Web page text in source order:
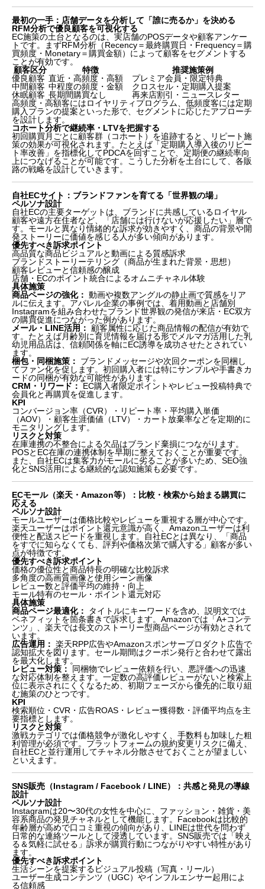
最初の一手：店舗データを分析して「誰に売るか」を決める
RFM分析で優良顧客を可視化する
EC施策の土台となるのは、実店舗のPOSデータや顧客アンケー
トです。まずRFM分析（Recency＝最終購買日・Frequency＝購
買頻度・Monetary＝購買金額）によって顧客をセグメントする
ことが有効です。
顧客区分
特徴
推奨施策例
優良顧客 直近・高頻度・高額
プレミア会員・限定特典
中間顧客 中程度の頻度・金額
クロスセル・定期購入提案
休眠顧客 長期間購買なし
再来店割引・ニュースレター
高頻度・高額客にはロイヤリティプログラム、低頻度客には定期
購入プランの提案といった形で、セグメントに応じたアプローチ
を設計します。
コホート分析で継続率・LTVを把握する
初回購買月ごとに顧客群（コホート）を追跡すると、リピート施
策の効果が可視化されます。たとえば「定期購入導入後のリピー
ト率改善」を指標化してPDCAを回すことで、定期便の継続率向
上につなげることが可能です。こうした分析を土台にして、各販
路の戦略を設計していきます。
自社ECサイト：ブランドファンを育てる「世界観の場」
ペルソナ設計
自社ECの主要ターゲットは、ブランドに共感しているロイヤル
顧客や遠方在住者など、「店舗には行けないが応援したい」層で
す。モールと異なり情緒的な訴求が効きやすく、商品の背景や開
発ストーリーに価値を感じる人が多い傾向があります。
優先すべき訴求ポイント
高品質な商品ビジュアルと動画による質感訴求
ブランドストーリーテリング（商品が生まれた背景・思想）
顧客レビューと信頼感の醸成
店舗・ECのポイント統合によるオムニチャネル体験
具体施策
商品ページの強化： 動画や複数アングルの静止画で質感をリア
ルに伝えます。アパレル企業の事例では、着用動画と店舗別
Instagramを組み合わせたブランド世界観の発信が来店・EC双方
の購買促進につながった例があります。
メール・LINE活用：
顧客属性に応じた商品情報の配信が有効で
す。たとえば月齢別に育児情報を届ける形でメルマガ活用した乳
幼児用品店は、信頼関係を軸にEC誘導を成功させたとされてい
ます。
梱包・同梱施策：
ブランドメッセージや次回クーポンを同梱し
てファン化を促します。初回購入者には特にサンプルや手書きカ
ードの同梱が有効な可能性があります。
CRM・リワード：
EC購入者限定ポイントやレビュー投稿特典で
会員化と再購買を促進します。
KPI
コンバージョン率（CVR）・リピート率・平均購入単価
（AOV）・顧客生涯価値（LTV）・カート放棄率などを定期的に
モニタリングします。
リスクと対策
在庫連携の不整合による欠品はブランド棄損につながります。
POSとEC在庫の連携体制を早期に整えておくことが重要です。
また、自社ECは集客力がモールに劣ることが多いため、SEO強
化とSNS活用による継続的な認知施策も必要です。
ECモール（楽天・Amazon等）：比較・検索から始まる購買に
応える
ペルソナ設計
モールユーザーは価格比較やレビューを重視する層が中心です。
楽天ユーザーはポイント還元意識が高く、Amazonユーザーは利
便性と配送スピードを重視します。自社ECとは異なり、「商品
をすでに知らなくても、評判や価格次第で購入する」顧客が多い
点が特徴です。
優先すべき訴求ポイント
価格の優位性と商品特長の明確な比較訴求
多角度の高画質画像と使用シーン画像
レビュー数と評価平均の維持・向上
モール特有のセール・ポイント還元対応
具体施策
商品ページ最適化：
タイトルにキーワードを含め、説明文では
ベネフィットを箇条書きで訴求します。Amazonでは「A+コンテ
ンツ」、楽天では長文のストーリー型商品ページが有効とされて
います。
広告運用： 楽天RPP広告やAmazonスポンサープロダクト広告で
認知拡大を図ります。セール期間はクーポン発行と合わせて露出
を最大化します。
レビュー対策：
同梱物でレビュー依頼を行い、悪評価への迅速
な対応体制を整えます。一定数の高評価レビューがないと検索上
位に表示されにくくなるため、初期フェーズから優先的に取り組
む施策のひとつです。
KPI
検索順位・CVR・広告ROAS・レビュー獲得数・評価平均点を主
要指標とします。
リスクと対策
激戦カテゴリでは価格競争が激化しやすく、手数料も加味した粗
利管理が必須です。プラットフォームの規約変更リスクに備え、
自社ECと並行運用してチャネル分散させておくことが望ましい
といえます。
SNS販売（Instagram / Facebook / LINE）：共感と発見の導線
設計
ペルソナ設計
Instagramは20〜30代の女性を中心に、ファッション・雑貨・美
容系商品の発見チャネルとして機能します。Facebookは比較的
年齢層が高めで口コミ重視の傾向があり、LINEは世代を問わず
日常的な連絡ツールとして浸透しています。SNS販売では「映え
る＆気軽に試せる」訴求が購買行動につながりやすい特性があり
ます。
優先すべき訴求ポイント
生活シーンを提案するビジュアル投稿（写真・リール）
ユーザー生成コンテンツ（UGC）やインフルエンサー起用によ
る信頼感